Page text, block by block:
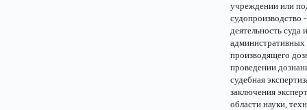
учреждении или
судопроизводство
деятельность суда
административных
производящего
проведении
судебная
заключения
области науки,